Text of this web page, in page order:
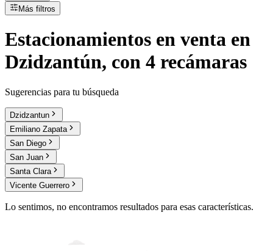
Más filtros
Estacionamientos en venta en
Dzidzantún, con 4 recámaras
Sugerencias para tu búsqueda
Dzidzantun
Emiliano Zapata
San Diego
San Juan
Santa Clara
Vicente Guerrero
Lo sentimos, no encontramos resultados para esas características.